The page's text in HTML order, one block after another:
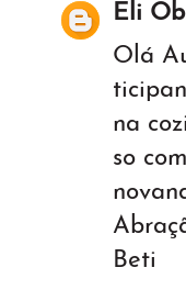
Eli
Olá
na
so
Beti